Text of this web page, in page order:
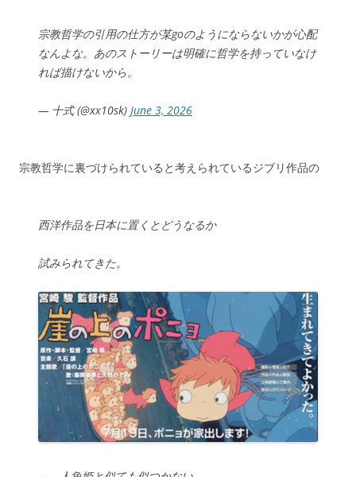
宗教哲学の引用の仕方が某goのようにならないかが心配
なんよな。あのストーリーは明確に哲学を持っていなけ
れば描けないから。
— 十式 (@xx10sk) June 3, 2026
宗教哲学に裏づけられていると考えられているジブリ作品の
西洋作品を日本に置くとどうなるか
試みられてきた。